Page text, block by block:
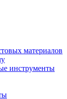
материалов
инструменты